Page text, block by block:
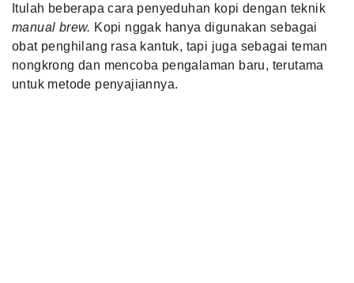
Itulah beberapa cara penyeduhan kopi dengan teknik
manual brew. Kopi nggak hanya digunakan sebagai
obat penghilang rasa kantuk, tapi juga sebagai teman
nongkrong dan mencoba pengalaman baru, terutama
untuk metode penyajiannya.